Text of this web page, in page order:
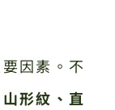
因素。不
山形紋、直